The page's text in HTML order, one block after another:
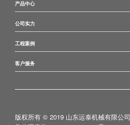
产品中心
公司实力
工程案例
客户服务
版权所有 © 2019 山东运泰机械有限公司